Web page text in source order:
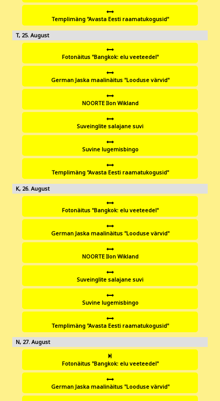
Templimäng "Avasta Eesti raamatukogusid"
25
Fotonäitus "Bangkok: elu veeteedel"
German Jaska maalinäitus "Looduse värvid"
NOORTE Ilon Wikland
Suveinglite salajane suvi
Suvine lugemisbingo
Templimäng "Avasta Eesti raamatukogusid"
26
Fotonäitus "Bangkok: elu veeteedel"
German Jaska maalinäitus "Looduse värvid"
NOORTE Ilon Wikland
Suveinglite salajane suvi
Suvine lugemisbingo
Templimäng "Avasta Eesti raamatukogusid"
27
Fotonäitus "Bangkok: elu veeteedel"
German Jaska maalinäitus "Looduse värvid"